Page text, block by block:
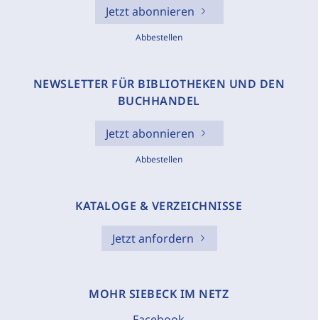
Jetzt abonnieren
Abbestellen
NEWSLETTER FÜR BIBLIOTHEKEN UND DEN
BUCHHANDEL
Jetzt abonnieren
Abbestellen
KATALOGE & VERZEICHNISSE
Jetzt anfordern
MOHR SIEBECK IM NETZ